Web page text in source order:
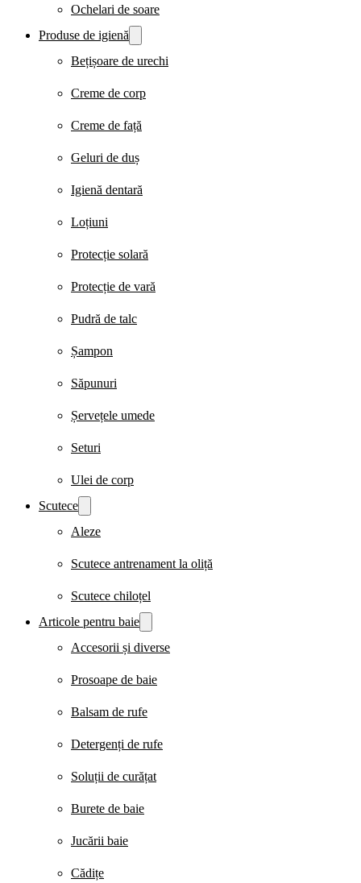
Ochelari de soare
Produse de igienă
Bețișoare de urechi
Creme de corp
Creme de față
Geluri de duș
Igienă dentară
Loțiuni
Protecție solară
Protecție de vară
Pudră de talc
Șampon
Săpunuri
Șervețele umede
Seturi
Ulei de corp
Scutece
Aleze
Scutece antrenament la oliță
Scutece chiloțel
Articole pentru baie
Accesorii și diverse
Prosoape de baie
Balsam de rufe
Detergenți de rufe
Soluții de curățat
Burete de baie
Jucării baie
Cădițe